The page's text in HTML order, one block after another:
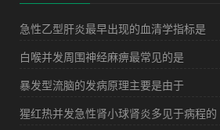
急性乙型肝炎最早出现的血清学指标是
白喉并发周围神经麻痹最常见的是
暴发型流脑的发病原理主要是由于
猩红热并发急性肾小球肾炎多见于病程的